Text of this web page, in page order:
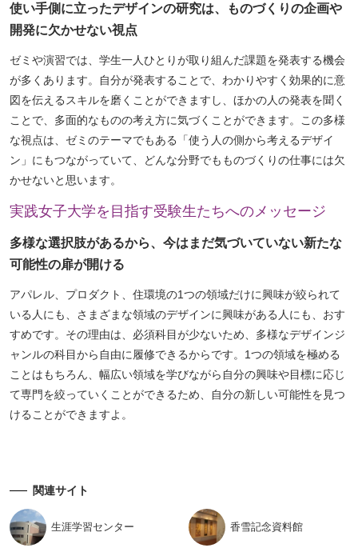
使い手側に立ったデザインの研究は、ものづくりの企画や
開発に欠かせない視点
ゼミや演習では、学生一人ひとりが取り組んだ課題を発表する機会
が多くあります。自分が発表することで、わかりやすく効果的に意
図を伝えるスキルを磨くことができますし、ほかの人の発表を聞く
ことで、多面的なものの考え方に気づくことができます。この多様
な視点は、ゼミのテーマでもある「使う人の側から考えるデザイ
ン」にもつながっていて、どんな分野でもものづくりの仕事には欠
かせないと思います。
実践女子大学を目指す受験生たちへのメッセージ
多様な選択肢があるから、今はまだ気づいていない新たな
可能性の扉が開ける
アパレル、プロダクト、住環境の1つの領域だけに興味が絞られて
いる人にも、さまざまな領域のデザインに興味がある人にも、おす
すめです。その理由は、必須科目が少ないため、多様なデザインジ
ャンルの科目から自由に履修できるからです。1つの領域を極める
ことはもちろん、幅広い領域を学びながら自分の興味や目標に応じ
て専門を絞っていくことができるため、自分の新しい可能性を見つ
けることができますよ。
関連サイト
生涯学習センター 香雪記念資料館
ト